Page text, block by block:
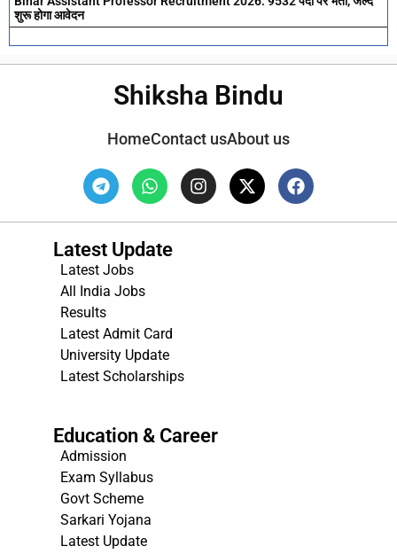
शुरू होगा आवेदन
Shiksha Bindu
HomeContact usAbout us
Latest Update
Latest Jobs
All India Jobs
Results
Latest Admit Card
University Update
Latest Scholarships
Education & Career
Admission
Exam Syllabus
Govt Scheme
Sarkari Yojana
Latest Update